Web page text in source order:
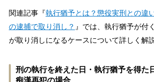
関連記事『執行猶予とは？懲役実刑との違
の逮捕で取り消し？ 』では、執行猶予が付
が取り消しになるケースについて詳しく解
刑の執行を終えた日・執行猶予を得た
痴漢再犯の場合